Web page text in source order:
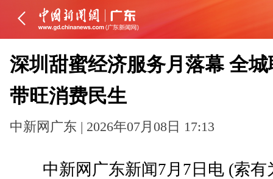
深圳甜蜜经济服务月落幕 全城
带旺消费民生
中新网广东 | 2026年07月08日 17:13
中新网广东新闻7月7日电 (索有